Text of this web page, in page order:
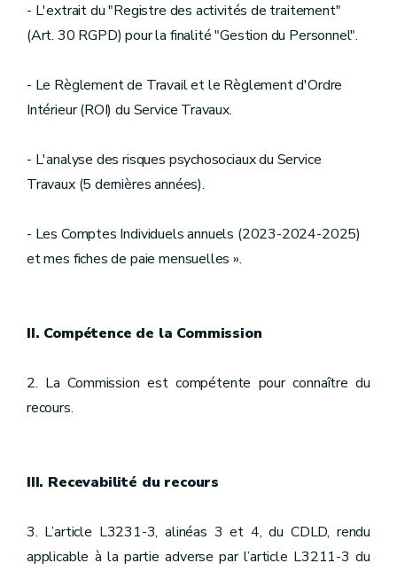
- L'extrait du "Registre des activités de traitement"
(Art. 30 RGPD) pour la finalité "Gestion du Personnel".
- Le Règlement de Travail et le Règlement d'Ordre
Intérieur (ROI) du Service Travaux.
- L'analyse des risques psychosociaux du Service
Travaux (5 dernières années).
- Les Comptes Individuels annuels (2023-2024-2025)
et mes fiches de paie mensuelles ».
II. Compétence de la Commission
2. La Commission est compétente pour connaître du
recours.
III. Recevabilité du recours
3. L’article L3231-3, alinéas 3 et 4, du CDLD, rendu
applicable à la partie adverse par l’article L3211-3 du